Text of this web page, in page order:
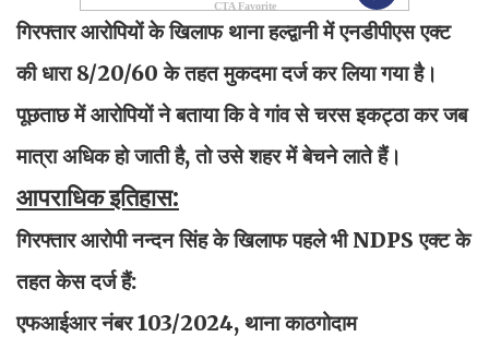
गिरफ्तार आरोपियों के खिलाफ थाना हल्द्वानी में एनडीपीएस एक्ट
की धारा 8/20/60 के तहत मुकदमा दर्ज कर लिया गया है।
पूछताछ में आरोपियों ने बताया कि वे गांव से चरस इकट्ठा कर जब
मात्रा अधिक हो जाती है, तो उसे शहर में बेचने लाते हैं।
आपराधिक इतिहास:
गिरफ्तार आरोपी नन्दन सिंह के खिलाफ पहले भी NDPS एक्ट के
तहत केस दर्ज हैं:
एफआईआर नंबर 103/2024, थाना काठगोदाम